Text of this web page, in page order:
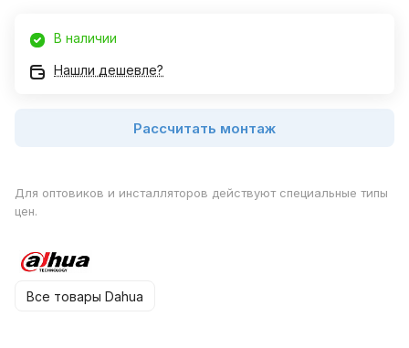
В наличии
Нашли дешевле?
Рассчитать монтаж
Для оптовиков и инсталляторов действуют специальные типы
цен.
Все товары Dahua